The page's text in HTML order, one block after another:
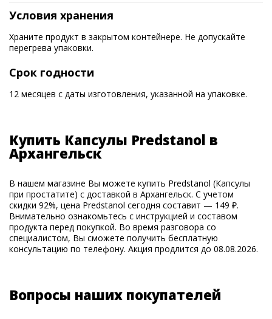
Условия хранения
Храните продукт в закрытом контейнере. Не допускайте
перегрева упаковки.
Срок годности
12 месяцев с даты изготовления, указанной на упаковке.
Купить Капсулы Predstanol в
Архангельск
В нашем магазине Вы можете купить Predstanol (Капсулы
при простатите) с доставкой в Архангельск. С учетом
скидки 92%, цена Predstanol сегодня составит — 149 ₽.
Внимательно ознакомьтесь с инструкцией и составом
продукта перед покупкой. Во время разговора со
специалистом, Вы сможете получить бесплатную
консультацию по телефону. Акция продлится до 08.08.2026.
Вопросы наших покупателей